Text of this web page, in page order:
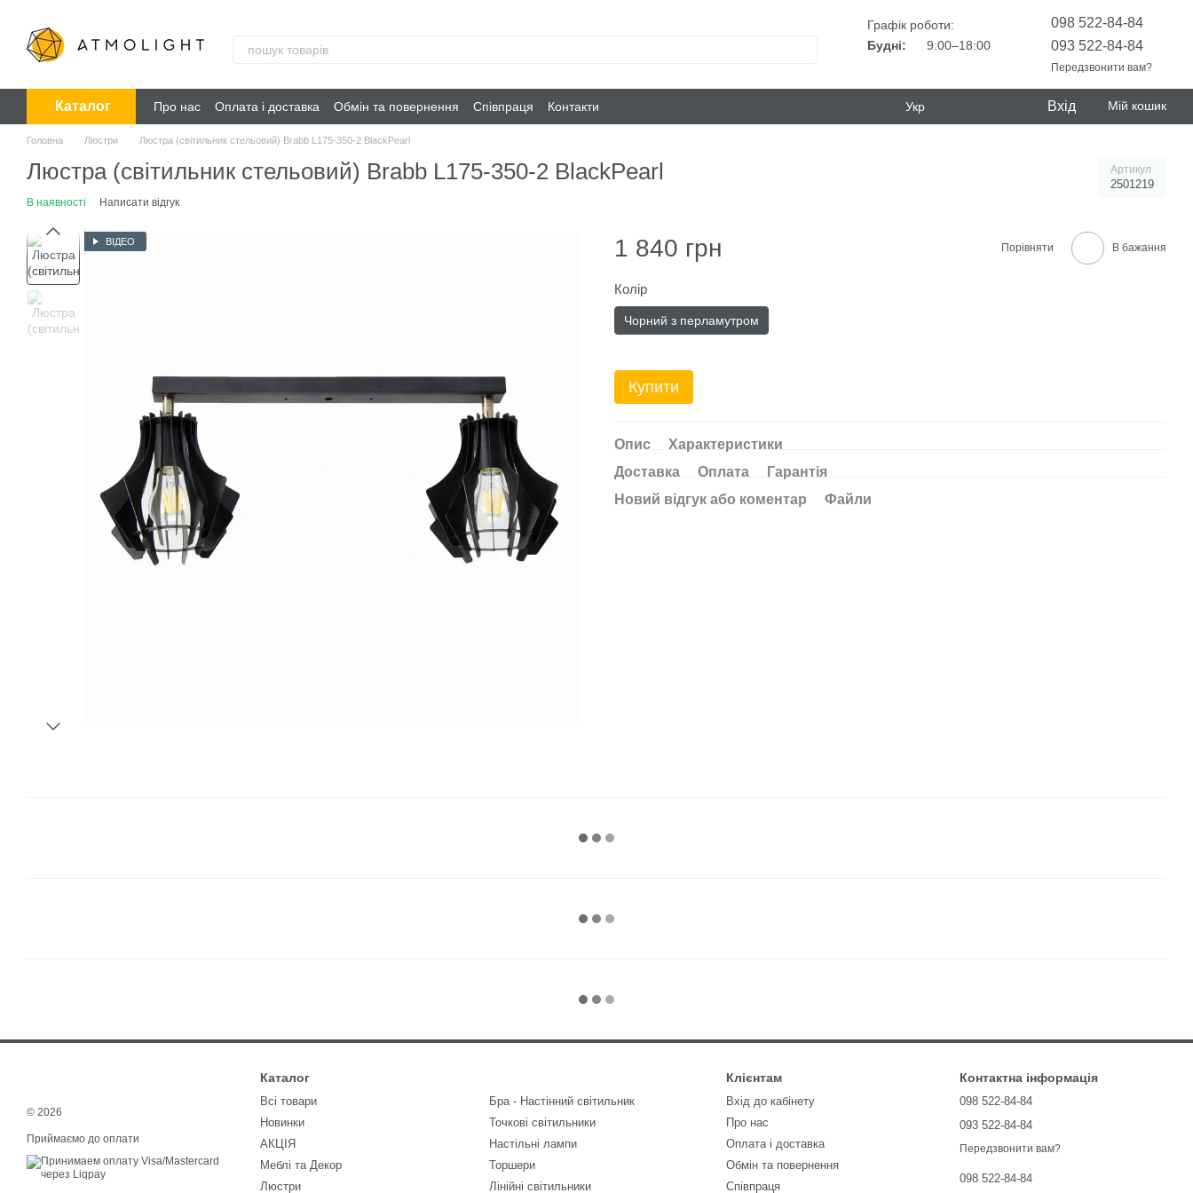
Графік роботи:
Будні:
9:00–18:00
098 522-84-84
093 522-84-84
Передзвонити вам?
Каталог Про нас Оплата і доставка Обмін та повернення Співпраця Контакти Укр Вхід Мій кошик
Головна Люстри Люстра (світильник стельовий) Brabb L175-350-2 BlackPearl
Люстра (світильник стельовий) Brabb L175-350-2 BlackPearl Артикул
2501219
В наявності Написати відгук
ВІДЕО 1 840 грн Порівняти В бажання
Колір
Чорний з перламутром
Купити
Опис
Характеристики
Доставка
Оплата
Гарантія
Новий відгук або коментар
Файли
© 2026
Приймаємо до оплати
Каталог
Всі товари
Новинки
АКЦІЯ
Меблі та Декор
Люстри
Бра - Настінний світильник
Точкові світильники
Настільні лампи
Торшери
Лінійні світильники
Клієнтам
Вхід до кабінету
Про нас
Оплата і доставка
Обмін та повернення
Співпраця
Контактна інформація
098 522-84-84
093 522-84-84
Передзвонити вам?
098 522-84-84